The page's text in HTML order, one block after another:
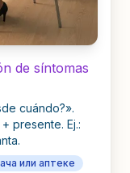
de síntomas
cuándo?».
presente. Ej.:
или аптеке